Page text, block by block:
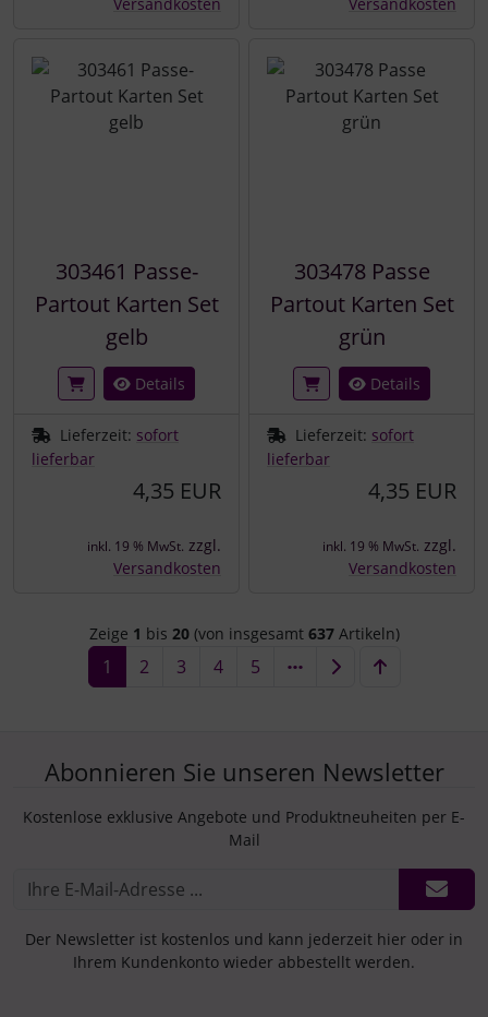
303461 Passe-
Partout Karten Set
gelb
Details
Lieferzeit: sofort
lieferbar
4,35 EUR
inkl. 19 % MwSt. zzgl.
Versandkosten
303478 Passe
Partout Karten Set
grün
Details
Lieferzeit: sofort
lieferbar
4,35 EUR
inkl. 19 % MwSt. zzgl.
Versandkosten
Zeige 1 bis 20(von insgesamt 637Artikeln)
1 2 3 4 5
Abonnieren Sie unseren Newsletter
Kostenlose exklusive Angebote und Produktneuheiten per E-
Mail
Der Newsletter ist kostenlos und kann jederzeit hier oder in
Ihrem Kundenkonto wieder abbestellt werden.